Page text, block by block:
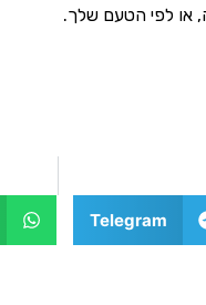
או לפי הטעם שלך.
Telegram